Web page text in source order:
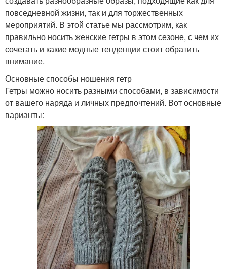
повседневной жизни, так и для торжественных
мероприятий. В этой статье мы рассмотрим, как
правильно носить женские гетры в этом сезоне, с чем их
сочетать и какие модные тенденции стоит обратить
внимание.
Основные способы ношения гетр
Гетры можно носить разными способами, в зависимости
от вашего наряда и личных предпочтений. Вот основные
варианты: